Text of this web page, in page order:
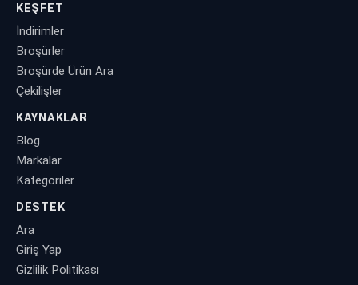
KEŞFET
İndirimler
Broşürler
Broşürde Ürün Ara
Çekilişler
KAYNAKLAR
Blog
Markalar
Kategoriler
DESTEK
Ara
Giriş Yap
Gizlilik Politikası